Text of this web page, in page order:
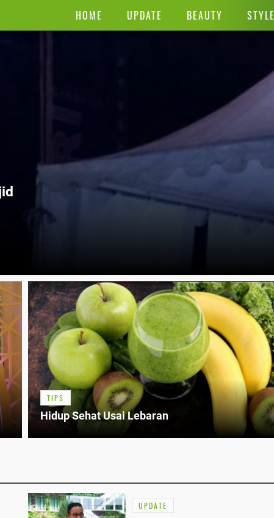
HOME UPDATE BEAUTY STYLE
TIPS
Hidup Sehat Usai Lebaran
UPDATE